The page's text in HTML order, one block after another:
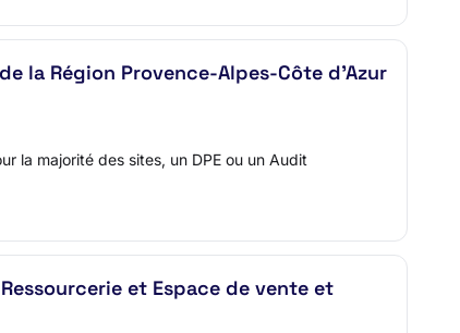
la Région Provence-Alpes-Côte d'Azur
la majorité des sites, un DPE ou un Audit
et Espace de vente et